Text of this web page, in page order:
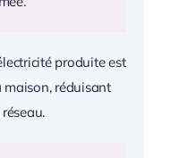
produite est
maison, réduisant